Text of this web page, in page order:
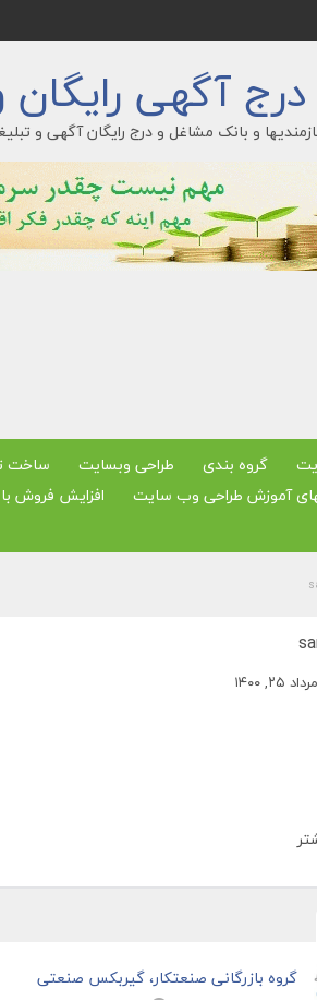
آگهی رایگان
و بانک مشاغل و درج رایگان آگهی و
گروه بندی طراحی وبسایت ساخت
آموزش طراحی وب سایت
افزایش فروش با
مرداد ۲۵, ۱۴۰۰
گروه بازرگانی صنعتکار، گیربکس صنعتی